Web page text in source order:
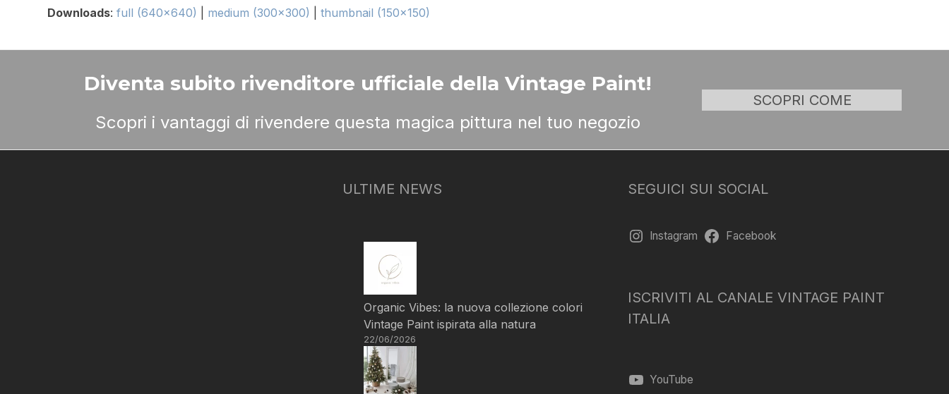
Downloads:full (640x640) medium (300x300) |thumbnail (150x150)
Diventa subito rivenditore ufficiale della Vintage Paint!
Scopri i vantaggi di rivendere questa magica pittura nel tuo negozio
SCOPRI COME
ULTIME NEWS
Organic Vibes: la nuova collezione colori
Vintage Paint ispirata alla natura
22/06/2026
SEGUICI SUI SOCIAL
Instagram Facebook
ISCRIVITI AL CANALE VINTAGE PAINT
ITALIA
YouTube